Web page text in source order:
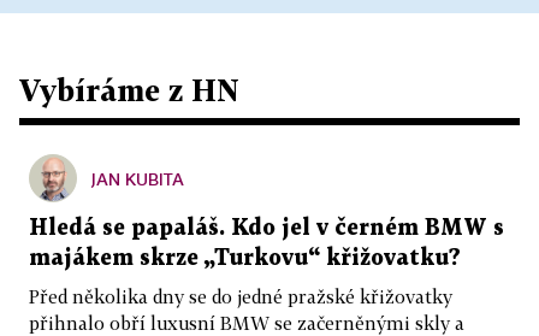
Vybíráme z HN
JAN KUBITA
Hledá se papaláš. Kdo jel v černém BMW s
majákem skrze „Turkovu“ křižovatku?
Před několika dny se do jedné pražské křižovatky
přihnalo obří luxusní BMW se začerněnými skly a